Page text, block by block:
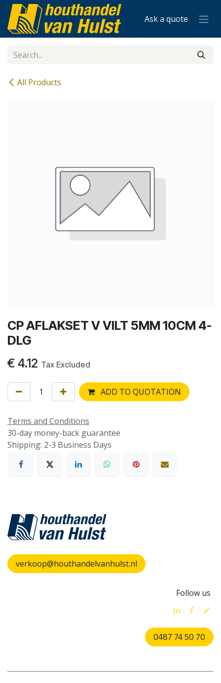
Skip to Content
Ask a quote
All Products
CP AFLAKSET V VILT 5MM 10CM 4-
DLG
€ 4.12 Tax Excluded
ADD TO QUOTATION
Terms and Conditions
30-day money-back guarantee
Shipping: 2-3 Business Days
verkoop@houthandelvanhulst.nl
Follow us
0487 74 50 70